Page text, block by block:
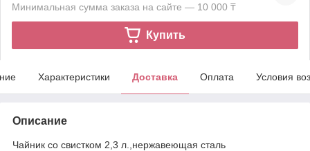
Минимальная сумма заказа на сайте — 10 000 ₸
Купить
Характеристики Доставка Оплата Условия
Описание
Чайник со свистком 2,3 л.,нержавеющая сталь